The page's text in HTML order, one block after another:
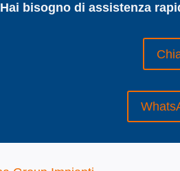
Hai bisogno di assistenza